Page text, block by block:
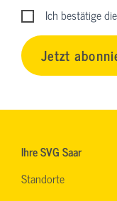
Ich bestätige die
Jetzt
Ihre SVG Saar
Standorte